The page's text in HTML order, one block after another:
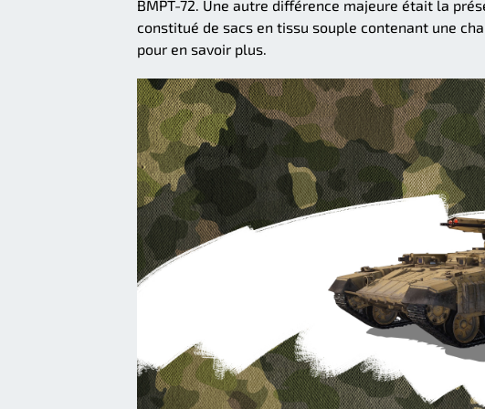
BMPT-72. Une autre différence majeure était la
constitué de sacs en tissu souple contenant une
pour en savoir plus.